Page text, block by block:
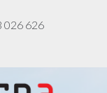
026 626